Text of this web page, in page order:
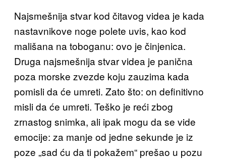
Najsmešnija stvar kod čitavog videa je kada
nastavnikove noge polete uvis, kao kod
mališana na toboganu: ovo je činjenica.
Druga najsmešnija stvar videa je panična
poza morske zvezde koju zauzima kada
pomisli da će umreti. Zato što: on definitivno
misli da će umreti. Teško je reći zbog
zrnastog snimka, ali ipak mogu da se vide
emocije: za manje od jedne sekunde je iz
poze „sad ću da ti pokažem“ prešao u pozu